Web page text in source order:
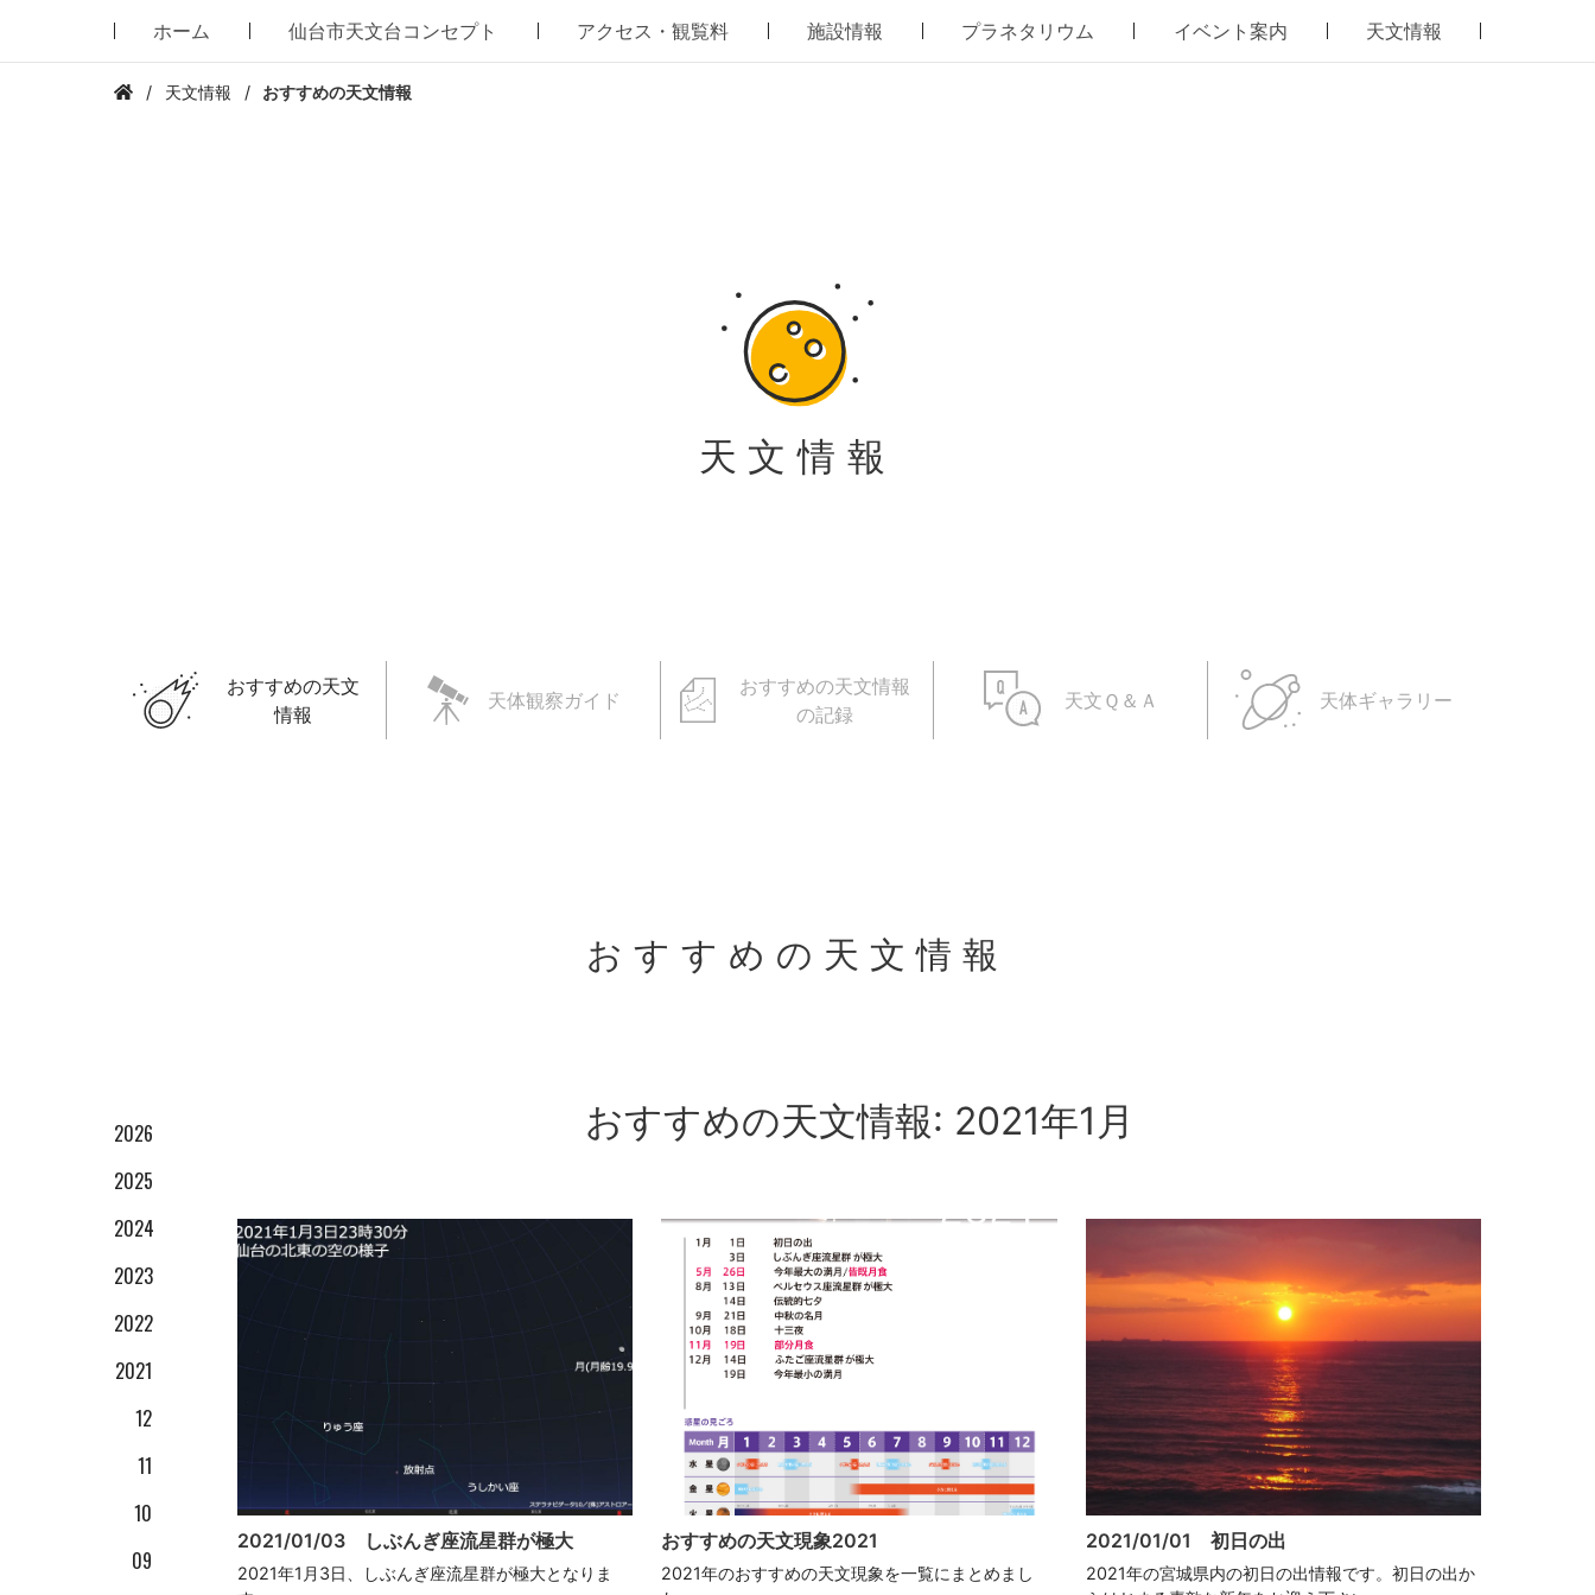
ホーム 仙台市天文台コンセプト アクセス・観覧料 施設情報 プラネタリウム イベント案内 天文情報
天文情報 おすすめの天文情報
天文情報
おすすめの天文
情報
天体観察ガイド
おすすめの天文情報
の記録
天文Ｑ＆Ａ 天体ギャラリー
おすすめの天文情報
2026
01
2025
12
11
10
08
04
02
01
2024
12
10
09
08
02
01
2023
12
10
09
08
02
01
2022
12
11
10
09
08
2021
12
11
10
09
おすすめの天文情報: 2021年1月
2021/01/03 しぶんぎ座流星群が極大
2021年1月3日、しぶんぎ座流星群が極大となりま
おすすめの天文現象2021
2021年のおすすめの天文現象を一覧にまとめまし
2021/01/01 初日の出
2021年の宮城県内の初日の出情報です。初日の出か